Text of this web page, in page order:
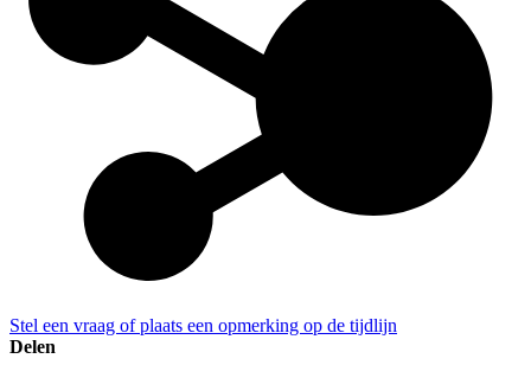
Stel een vraag of plaats een opmerking op de tijdlijn
Delen